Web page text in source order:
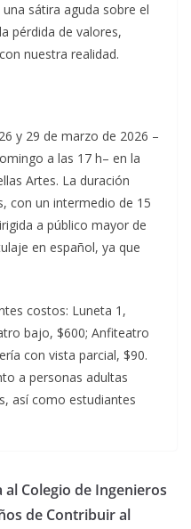
sátira aguda sobre el
pérdida de valores,
nuestra realidad.
y 29 de marzo de 2026 –
a las 17 h– en la
Artes. La duración
con un intermedio de 15
a público mayor de
en español, ya que
costos: Luneta 1,
bajo, $600; Anfiteatro
con vista parcial, $90.
a personas adultas
así como estudiantes
Colegio de Ingenieros
de Contribuir al